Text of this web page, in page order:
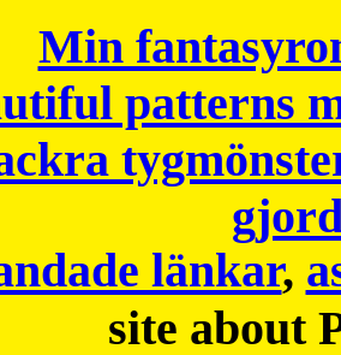
Min
patterns
länkar,
site about